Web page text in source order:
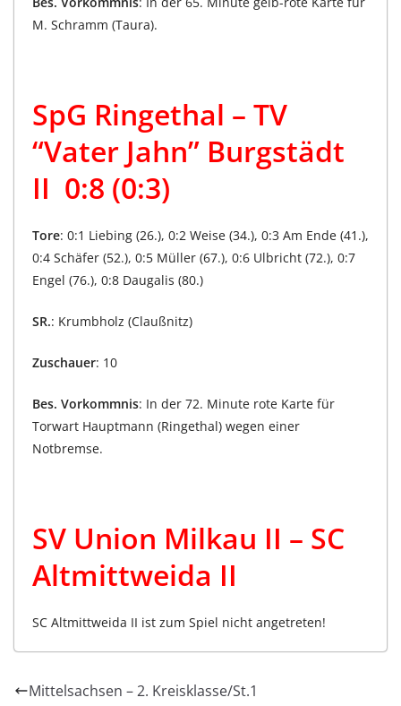
M. Schramm (Taura).
SpG Ringethal – TV
“Vater Jahn” Burgstädt
II 0:8 (0:3)
Tore: 0:1 Liebing (26.), 0:2 Weise (34.), 0:3 Am Ende (41.),
0:4 Schäfer (52.), 0:5 Müller (67.), 0:6 Ulbricht (72.), 0:7
Engel (76.), 0:8 Daugalis (80.)
SR.: Krumbholz (Claußnitz)
Zuschauer: 10
Bes. Vorkommnis: In der 72. Minute rote Karte für
Torwart Hauptmann (Ringethal) wegen einer
Notbremse.
SV Union Milkau II – SC
Altmittweida II
SC Altmittweida II ist zum Spiel nicht angetreten!
Mittelsachsen – 2. Kreisklasse/St.1